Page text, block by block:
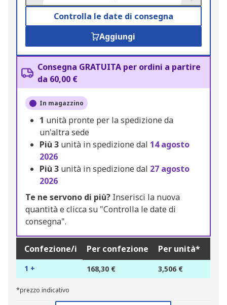
Controlla le date di consegna
Aggiungi
Consegna GRATUITA per ordini a partire
da 60,00 €
In magazzino
1 unità pronte per la spedizione da
un'altra sede
Più 3 unità in spedizione dal 14 agosto
2026
Più 3 unità in spedizione dal 27 agosto
2026
Te ne servono di più? Inserisci la nuova
quantità e clicca su "Controlla le date di
consegna".
Confezione/i Per confezione Per unità*
1 + 168,30 € 3,506 €
*prezzo indicativo